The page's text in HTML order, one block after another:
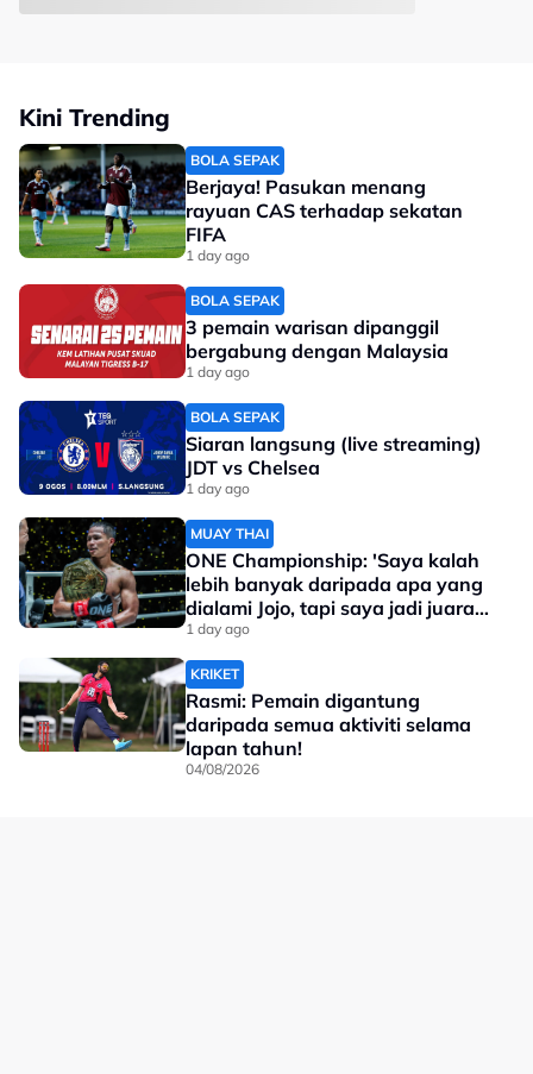
Kini Trending
BOLA SEPAK
Berjaya! Pasukan menang
rayuan CAS terhadap sekatan
FIFA
1 day ago
BOLA SEPAK
3 pemain warisan dipanggil
bergabung dengan Malaysia
1 day ago
BOLA SEPAK
Siaran langsung (live streaming)
JDT vs Chelsea
1 day ago
MUAY THAI
ONE Championship: 'Saya kalah
lebih banyak daripada apa yang
dialami Jojo, tapi saya jadi juara
dunia'
1 day ago
KRIKET
Rasmi: Pemain digantung
daripada semua aktiviti selama
lapan tahun!
04/08/2026